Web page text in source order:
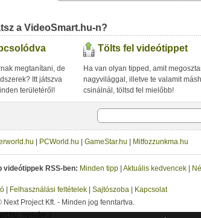
a VideoSmart.hu-n?
megtanítani, de
Itt játszva
területéről!
Tölts fel videótippet
Ha van olyan tipped, amit
nagyvilággal, illetve te valamit
csinálnál, töltsd fel mielőbb!
PCWorld.hu GameStar.hu Mitfozzunkma.hu
videótippek RSS-ben: Minden tipp Aktuális kedvencek
Felhasználási feltételek Sajtószoba
Kapcsolat
Next Project Kft. - Minden jog fenntartva.